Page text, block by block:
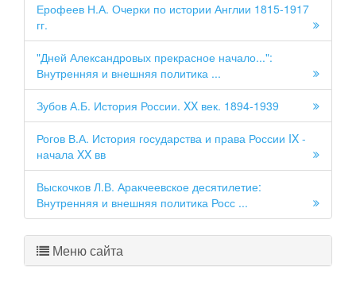
Ерофеев Н.А. Очерки по истории Англии 1815-1917
гг.
"Дней Александровых прекрасное начало...":
Внутренняя и внешняя политика ...
Зубов А.Б. История России. XX век. 1894-1939
Рогов В.А. История государства и права России IX -
начала XX вв
Выскочков Л.В. Аракчеевское десятилетие:
Внутренняя и внешняя политика Росс ...
Меню сайта